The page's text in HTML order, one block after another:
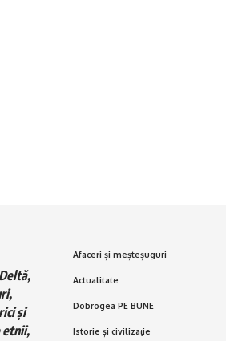
și
etnii,
Afaceri și meșteșuguri
Actualitate
Dobrogea PE BUNE
Istorie și civilizaţie